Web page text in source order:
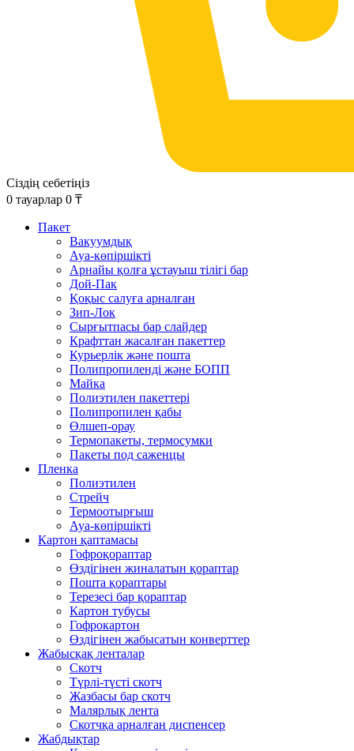
Сіздің себетіңіз
0 тауарлар 0 ₸
Пакет
Вакуумдық
Ауа-көпіршікті
Арнайы қолға ұстауыш тілігі бар
Дой-Пак
Қоқыс салуға арналған
Зип-Лок
Сырғытпасы бар слайдер
Крафттан жасалған пакеттер
Курьерлік және пошта
Полипропиленді және БОПП
Майка
Полиэтилен пакеттері
Полипропилен қабы
Өлшеп-орау
Термопакеты, термосумки
Пакеты под саженцы
Пленка
Полиэтилен
Стрейч
Термоотырғыш
Ауа-көпіршікті
Картон қаптамасы
Гофроқораптар
Өздігінен жиналатын қораптар
Пошта қораптары
Терезесі бар қораптар
Картон тубусы
Гофрокартон
Өздігінен жабысатын конверттер
Жабысқақ ленталар
Скотч
Түрлі-түсті скотч
Жазбасы бар скотч
Малярлық лента
Скотчқа арналған диспенсер
Жабдықтар